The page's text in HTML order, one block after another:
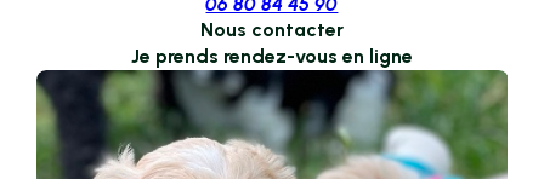
Nous contacter
Je prends rendez-vous en ligne